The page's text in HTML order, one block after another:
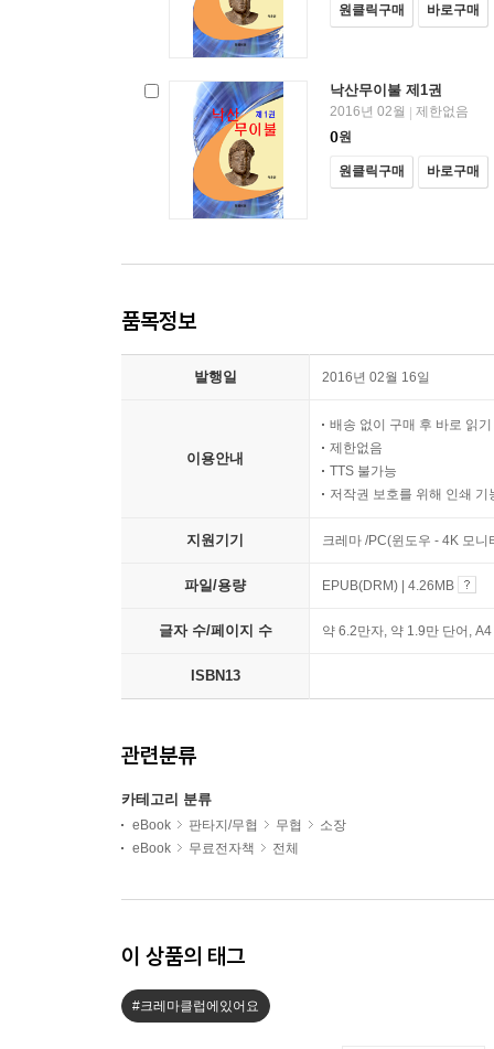
원클릭구매 바로구매
낙산무이불 제1권
2016년 02월
제한없음
0원
원클릭구매 바로구매
품목정보
발행일 2016년 02월 16일
이용안내
배송 없이 구매 후 바로 읽기
제한없음
TTS 불가능
저작권 보호를 위해 인쇄 기
지원기기 크레마 /PC(윈도우 - 4K 모
파일/용량 EPUB(DRM) | 4.26MB
글자 수/페이지 수 약 6.2만자, 약 1.9만 단어,
ISBN13
관련분류
카테고리 분류
eBook 판타지/무협 무협
소장
eBook
무료전자책 전체
이 상품의 태그
#크레마클럽에있어요